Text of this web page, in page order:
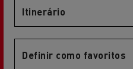
Itinerário
Definir como favoritos